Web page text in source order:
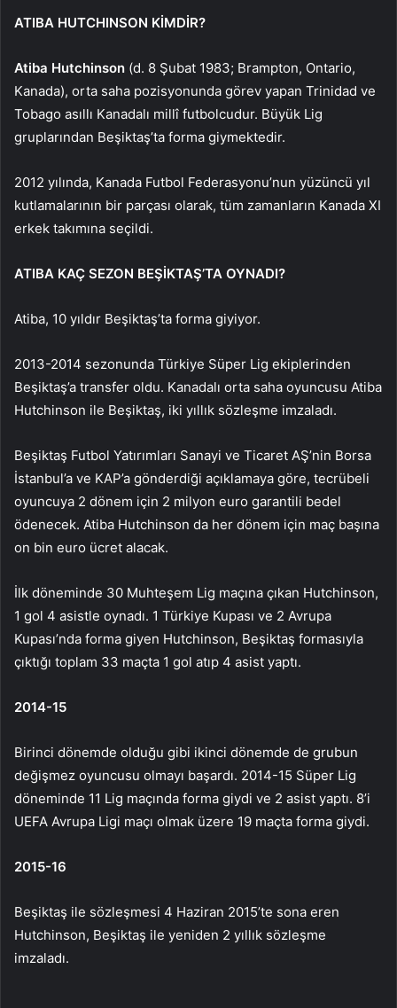
ATIBA HUTCHINSON KİMDİR?
Atiba Hutchinson (d. 8 Şubat 1983; Brampton, Ontario,
Kanada), orta saha pozisyonunda görev yapan Trinidad ve
Tobago asıllı Kanadalı millî futbolcudur. Büyük Lig
gruplarından Beşiktaş’ta forma giymektedir.
2012 yılında, Kanada Futbol Federasyonu’nun yüzüncü yıl
kutlamalarının bir parçası olarak, tüm zamanların Kanada XI
erkek takımına seçildi.
ATIBA KAÇ SEZON BEŞİKTAŞ’TA OYNADI?
Atiba, 10 yıldır Beşiktaş’ta forma giyiyor.
2013-2014 sezonunda Türkiye Süper Lig ekiplerinden
Beşiktaş’a transfer oldu. Kanadalı orta saha oyuncusu Atiba
Hutchinson ile Beşiktaş, iki yıllık sözleşme imzaladı.
Beşiktaş Futbol Yatırımları Sanayi ve Ticaret AŞ’nin Borsa
İstanbul’a ve KAP’a gönderdiği açıklamaya göre, tecrübeli
oyuncuya 2 dönem için 2 milyon euro garantili bedel
ödenecek. Atiba Hutchinson da her dönem için maç başına
on bin euro ücret alacak.
İlk döneminde 30 Muhteşem Lig maçına çıkan Hutchinson,
1 gol 4 asistle oynadı. 1 Türkiye Kupası ve 2 Avrupa
Kupası’nda forma giyen Hutchinson, Beşiktaş formasıyla
çıktığı toplam 33 maçta 1 gol atıp 4 asist yaptı.
2014-15
Birinci dönemde olduğu gibi ikinci dönemde de grubun
değişmez oyuncusu olmayı başardı. 2014-15 Süper Lig
döneminde 11 Lig maçında forma giydi ve 2 asist yaptı. 8’i
UEFA Avrupa Ligi maçı olmak üzere 19 maçta forma giydi.
2015-16
Beşiktaş ile sözleşmesi 4 Haziran 2015’te sona eren
Hutchinson, Beşiktaş ile yeniden 2 yıllık sözleşme
imzaladı.